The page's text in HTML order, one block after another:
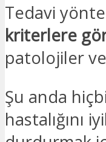
Tedavi
kriterlere
patolojiler ve
Şu anda
hastalığını